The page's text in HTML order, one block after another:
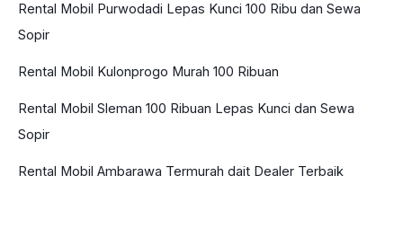
Rental Mobil Purwodadi Lepas Kunci 100 Ribu dan Sewa
Sopir
Rental Mobil Kulonprogo Murah 100 Ribuan
Rental Mobil Sleman 100 Ribuan Lepas Kunci dan Sewa
Sopir
Rental Mobil Ambarawa Termurah dait Dealer Terbaik